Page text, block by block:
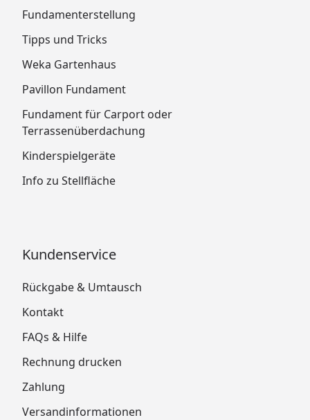
Fundamenterstellung
Tipps und Tricks
Weka Gartenhaus
Pavillon Fundament
Fundament für Carport oder
Terrassenüberdachung
Kinderspielgeräte
Info zu Stellfläche
Kundenservice
Rückgabe & Umtausch
Kontakt
FAQs & Hilfe
Rechnung drucken
Zahlung
Versandinformationen